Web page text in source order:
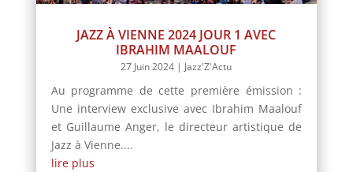
JAZZ À VIENNE 2024 JOUR 1 AVEC
IBRAHIM MAALOUF
27 Juin 2024 | Jazz'Z'Actu
Au programme de cette première émission :
Une interview exclusive avec Ibrahim Maalouf
et Guillaume Anger, le directeur artistique de
Jazz à Vienne....
lire plus